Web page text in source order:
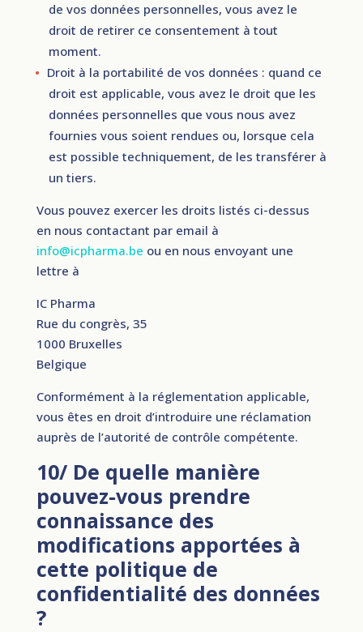
de vos données personnelles, vous avez le
droit de retirer ce consentement à tout
moment.
Droit à la portabilité de vos données : quand ce
droit est applicable, vous avez le droit que les
données personnelles que vous nous avez
fournies vous soient rendues ou, lorsque cela
est possible techniquement, de les transférer à
un tiers.
Vous pouvez exercer les droits listés ci-dessus
en nous contactant par email à
info@icpharma.be ou en nous envoyant une
lettre à
IC Pharma
Rue du congrès, 35
1000 Bruxelles
Belgique
Conformément à la réglementation applicable,
vous êtes en droit d’introduire une réclamation
auprès de l’autorité de contrôle compétente.
10/ De quelle manière
pouvez-vous prendre
connaissance des
modifications apportées à
cette politique de
confidentialité des données
?